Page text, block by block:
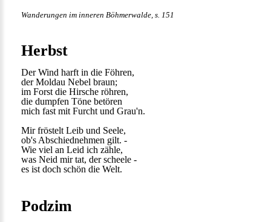
Wanderungen im inneren Böhmerwalde, s. 151
Herbst
Der Wind harft in die Föhren,
der Moldau Nebel braun;
im Forst die Hirsche röhren,
die dumpfen Töne betören
mich fast mit Furcht und Grau'n.
Mir fröstelt Leib und Seele,
ob's Abschiednehmen gilt. -
Wie viel an Leid ich zähle,
was Neid mir tat, der scheele -
es ist doch schön die Welt.
Podzim